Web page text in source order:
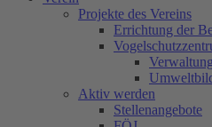
Projekte des Vereins
Errichtung der
Aktiv werden
Stellenangebote